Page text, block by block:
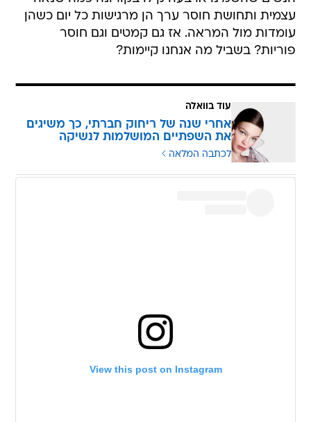
עצמית ותחושת חוסר ערך הן מרגישות כל יום כשהן
עומדות מול המראה. אז גם קמטים וגם חוסר
פוריות? בשביל מה אנחנו קיימות?
עוד בוואלה
אחרי שנה של ריחוק חברתי, כך משיגים
את השפתיים המושלמות לנשיקה
לכתבה המלאה
View this post on Instagram